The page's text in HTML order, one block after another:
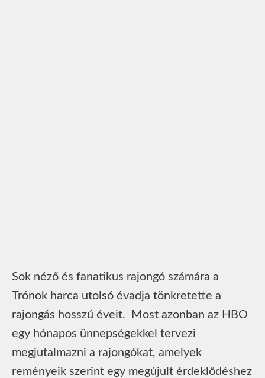
Sok néző és fanatikus rajongó számára a
Trónok harca utolsó évadja tönkretette a
rajongás hosszú éveit. Most azonban az HBO
egy hónapos ünnepségekkel tervezi
megjutalmazni a rajongókat, amelyek
reményeik szerint egy megújult érdeklődéshez